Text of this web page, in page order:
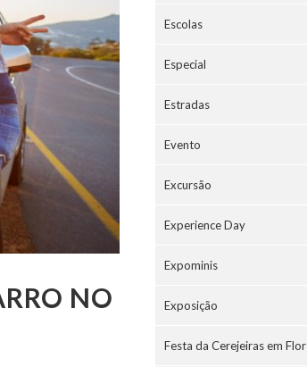
NO
Escolas
Especial
Estradas
Evento
Excursão
Experience Day
Expominis
Exposição
Festa da Cerejeiras em Flor